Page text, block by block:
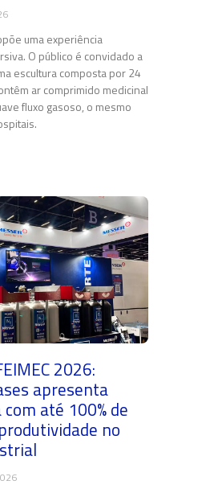
uma experiência
O público é convidado a
escultura composta por 24
ar comprimido medicinal
fluxo gasoso, o mesmo
2026:
apresenta
até 100% de
no